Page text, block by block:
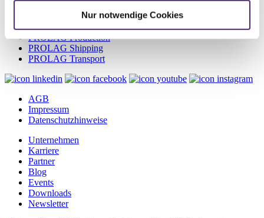
Nur notwendige Cookies
PROLAG Automation
PROLAG Hazmat
PROLAG Production
PROLAG Shipping
PROLAG Transport
AGB
Impressum
Datenschutzhinweise
Unternehmen
Karriere
Partner
Blog
Events
Downloads
Newsletter